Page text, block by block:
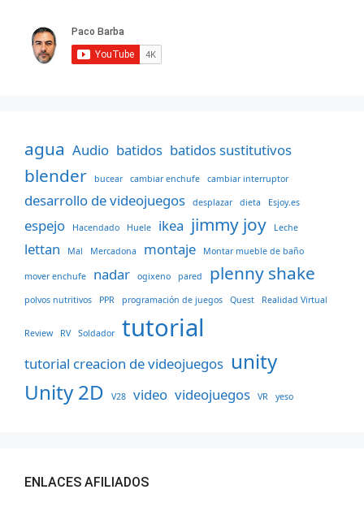
agua Audio batidos batidos sustitutivos
blender bucear cambiar enchufe cambiar interruptor
desarrollo de videojuegos desplazar dieta Esjoy.es
espejo Hacendado Huele ikea jimmy joy Leche
lettan Mal Mercadona montaje Montar mueble de baño
mover enchufe nadar ogixeno pared plenny shake
polvos nutritivos PPR programación de juegos Quest Realidad Virtual
Review RV Soldador tutorial
tutorial creacion de videojuegos unity
Unity 2D
V28 video videojuegos VR yeso
ENLACES AFILIADOS